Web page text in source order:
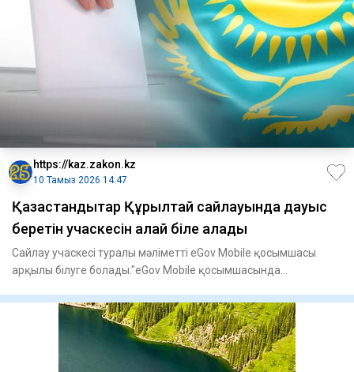
https://kaz.zakon.kz
10 Тамыз 2026 14:47
Қазақстандықтар Құрылтай сайлауында дауыс
беретін учаскесін қалай біле алады
Сайлау учаскесі туралы мәліметті eGov Mobile қосымшасы
арқылы білуге болады."eGov Mobile қосымшасында